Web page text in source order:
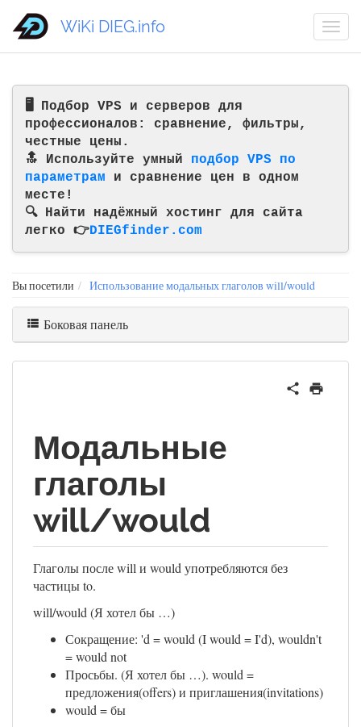
🖥️ Подбор VPS и серверов для
профессионалов: сравнение, фильтры,
честные цены.
🔝 Используйте умный подбор VPS по
параметрам и сравнение цен в одном
месте!
🔍 Найти надёжный хостинг для сайта
легко 👉DIEGfinder.com
WiKi DIEG.info
Вы посетили Использование модальных глаголов will/would
Боковая панель
Модальные
глаголы
will/would
Глаголы после will и would употребляются без
частицы to.
will/would (Я хотел бы …)
Сокращение: 'd = would (I would = I'd), wouldn't
= would not
Просьбы. (Я хотел бы …). would =
предложения(offers) и приглашения(invitations)
would = бы